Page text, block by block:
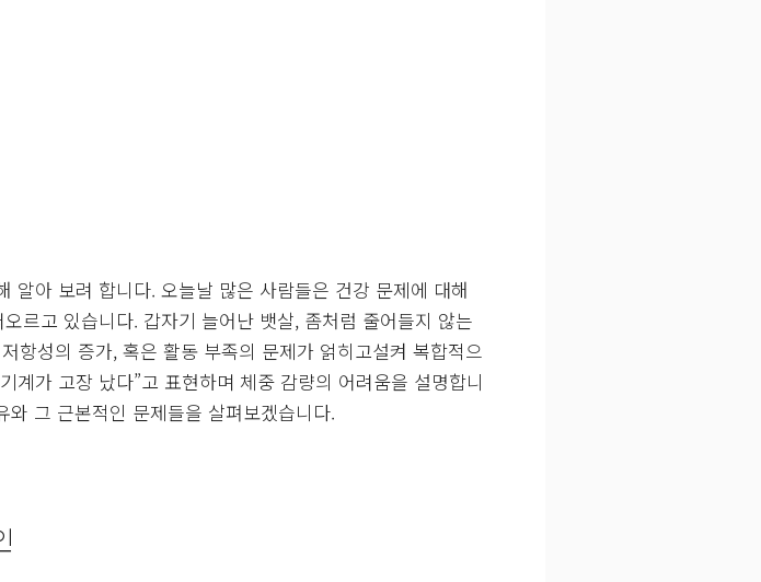
알아 보려 합니다. 오늘날 많은 사람들은 건강 문제에 대해
르고 있습니다. 갑자기 늘어난 뱃살, 좀처럼 줄어들지 않는
항성의 증가, 혹은 활동 부족의 문제가 얽히고설켜 복합적으
계가 고장 났다”고 표현하며 체중 감량의 어려움을 설명합니
그 근본적인 문제들을 살펴보겠습니다.